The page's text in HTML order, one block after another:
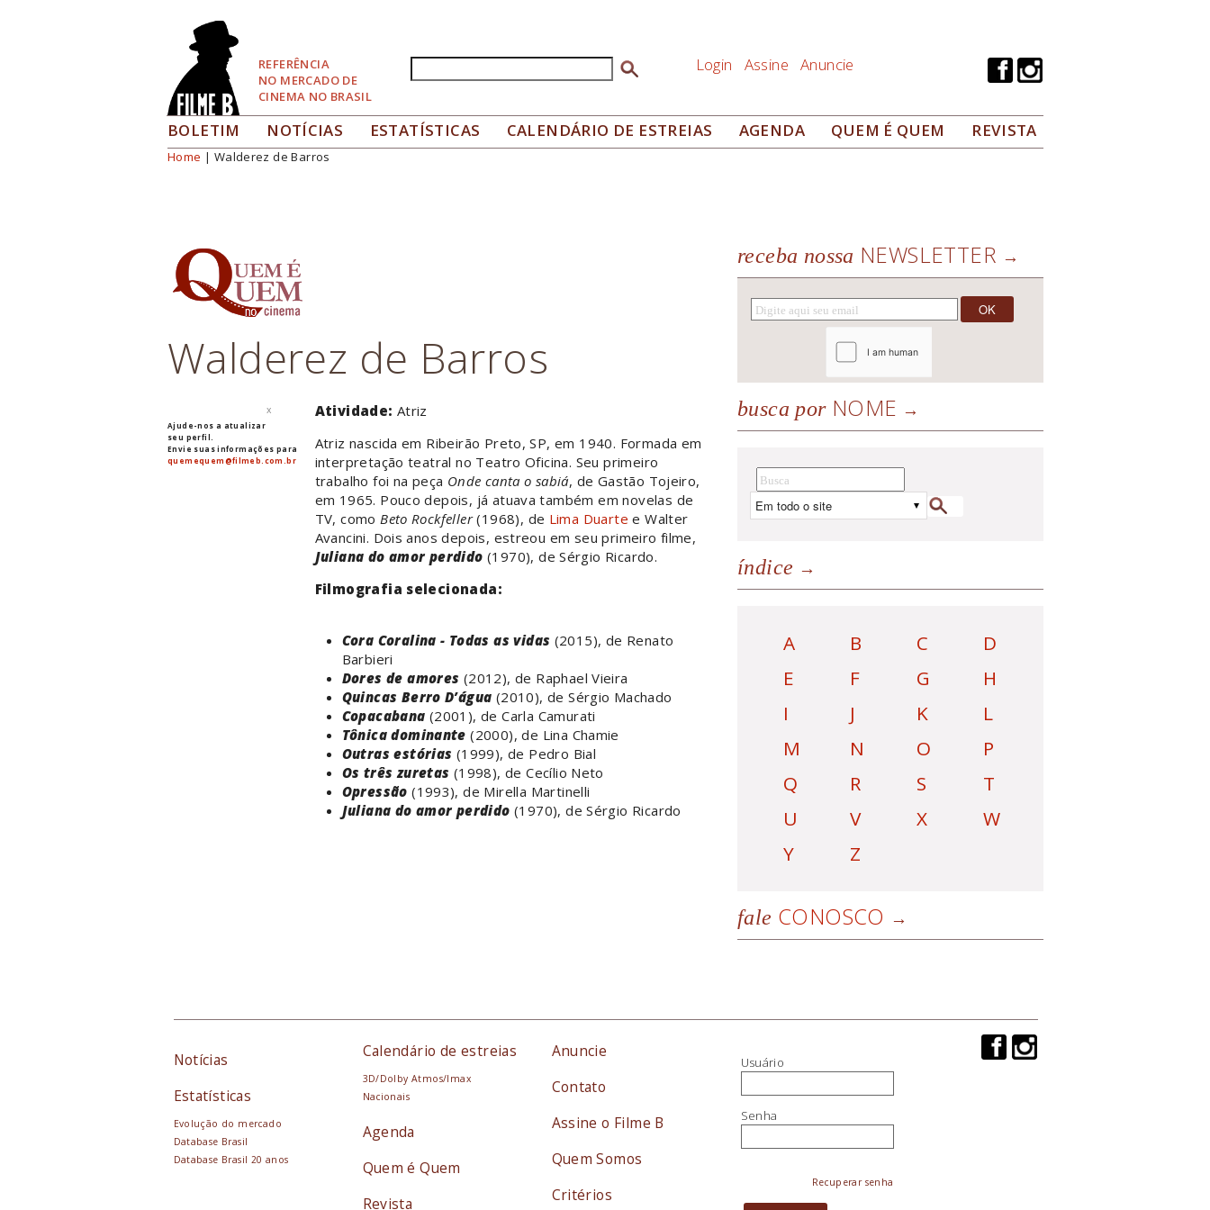
REFERÊNCIA
NO MERCADO DE
CINEMA NO BRASIL
Formulário de busca Login Assine Anuncie
BOLETIM NOTÍCIAS ESTATÍSTICAS CALENDÁRIO DE ESTREIAS AGENDA QUEM É QUEM REVISTA
Você está aqui
Home | Walderez de Barros
Walderez de Barros
x
Ajude-nos a atualizar
seu perfil.
Envie suas informações para
quemequem@filmeb.com.br
Atividade: Atriz
Atriz nascida em Ribeirão Preto, SP, em 1940. Formada em
interpretação teatral no Teatro Oficina. Seu primeiro
trabalho foi na peça Onde canta o sabiá, de Gastão Tojeiro,
em 1965. Pouco depois, já atuava também em novelas de
TV, comoBeto Rockfeller(1968), de Lima Duarte e Walter
Avancini. Dois anos depois, estreou em seu primeiro filme,
Juliana do amor perdido (1970), de Sérgio Ricardo.
Filmografia selecionada:
Cora Coralina - Todas as vidas (2015), de Renato
Barbieri
Dores de amores (2012), de Raphael Vieira
Quincas Berro D’água (2010), de Sérgio Machado
Copacabana (2001), de Carla Camurati
Tônica dominante (2000), de Lina Chamie
Outras estórias (1999), de Pedro Bial
Os três zuretas (1998), de Cecílio Neto
Opressão (1993), de Mirella Martinelli
Juliana do amor perdido (1970), de Sérgio Ricardo
receba nossa NEWSLETTER
busca porNOME
índice
A B C
D
E
F G
H
I
J K
L
M
N O
P
Q
R S
T
U
V X
W
Y
Z
fale CONOSCO
Notícias
Estatísticas
Evolução do mercado
Database Brasil
Database Brasil 20 anos
Calendário de estreias
3D/Dolby Atmos/Imax
Nacionais
Agenda
Quem é Quem
Revista
Anuncie
Contato
Assine o Filme B
Quem Somos
Critérios
Usuário
Senha
Recuperar senha